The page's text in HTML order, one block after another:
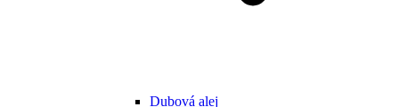
Dubová alej